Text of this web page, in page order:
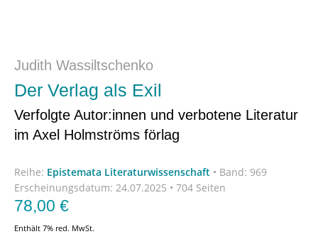
Judith Wassiltschenko
Der Verlag als Exil
Verfolgte Autor:innen und verbotene Literatur
im Axel Holmströms förlag
Reihe: Epistemata Literaturwissenschaft • Band: 969
Erscheinungsdatum: 24.07.2025 • 704 Seiten
78,00 €
Enthält 7% red. MwSt.